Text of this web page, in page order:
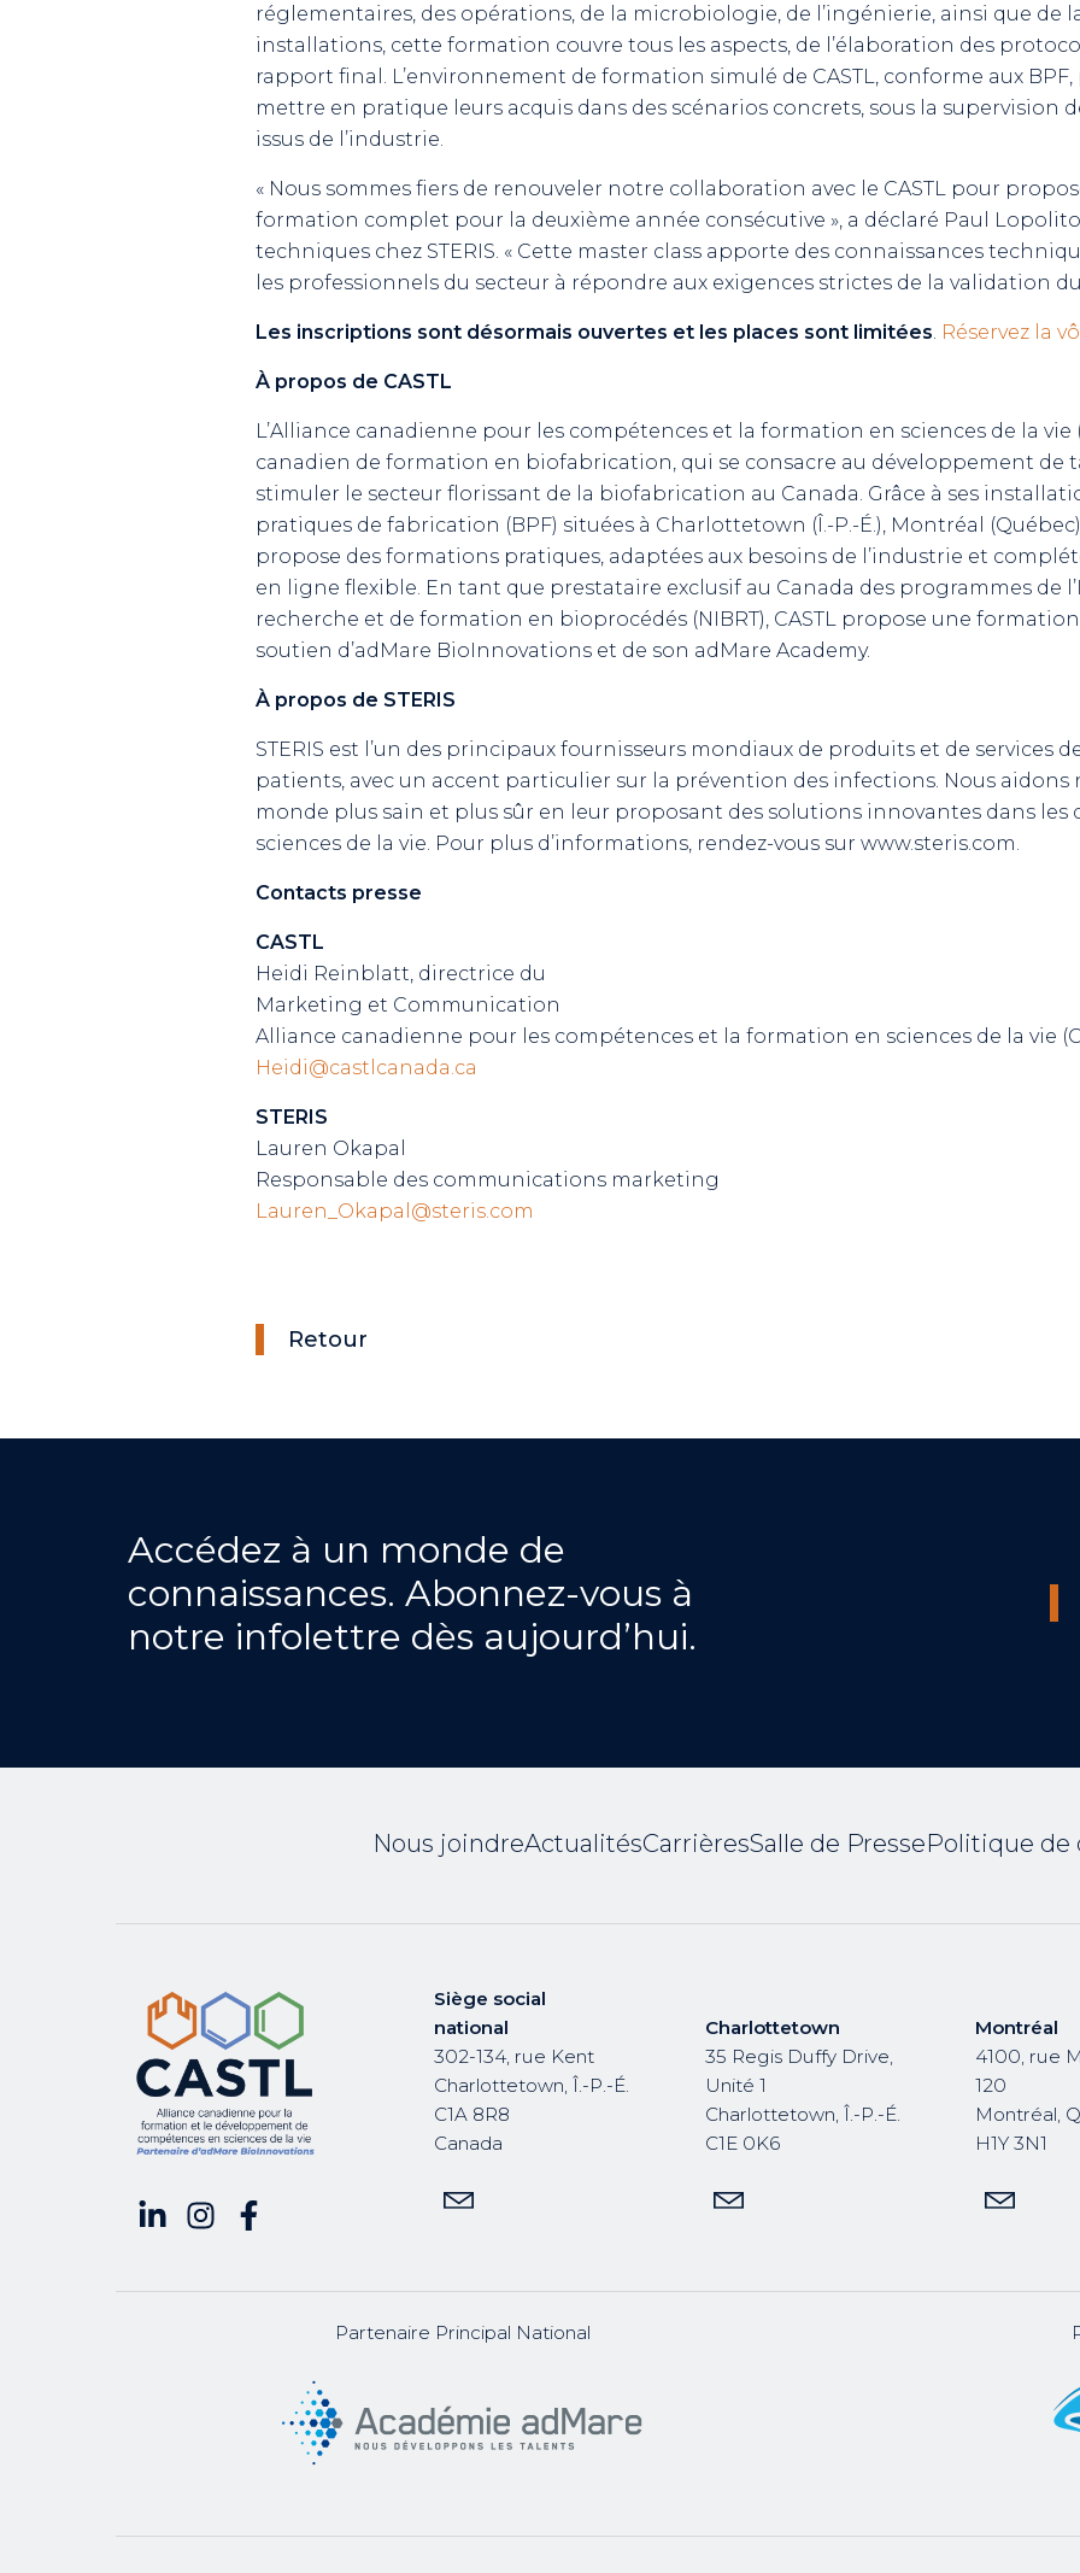
réglementaires, des opérations, de la microbiologie, de l’ingénierie, ainsi que de
installations, cette formation couvre tous les aspects, de l’élaboration des
rapport final. L’environnement de formation simulé de CASTL, conforme aux
mettre en pratique leurs acquis dans des scénarios concrets, sous la supervision
issus de l’industrie.
« Nous sommes fiers de renouveler notre collaboration avec le CASTL pour
formation complet pour la deuxième année consécutive », a déclaré Paul
techniques chez STERIS. « Cette master class apporte des connaissances
les professionnels du secteur à répondre aux exigences strictes de la validation
Les inscriptions sont désormais ouvertes et les places sont limitées. Réservez la
À propos de CASTL
L’Alliance canadienne pour les compétences et la formation en sciences de la vie
canadien de formation en biofabrication, qui se consacre au développement de
stimuler le secteur florissant de la biofabrication au Canada. Grâce à ses
pratiques de fabrication (BPF) situées à Charlottetown (Î.-P.-É.), Montréal (Québec)
propose des formations pratiques, adaptées aux besoins de l’industrie et
en ligne flexible. En tant que prestataire exclusif au Canada des programmes de
recherche et de formation en bioprocédés (NIBRT), CASTL propose une
soutien d’adMare BioInnovations et de son adMare Academy.
À propos de STERIS
STERIS est l’un des principaux fournisseurs mondiaux de produits et de services
patients, avec un accent particulier sur la prévention des infections. Nous aidons
monde plus sain et plus sûr en leur proposant des solutions innovantes dans les
sciences de la vie. Pour plus d’informations, rendez-vous sur www.steris.com.
Contacts presse
CASTL
Heidi Reinblatt, directrice du
Marketing et Communication
Alliance canadienne pour les compétences et la formation en sciences de la vie
Heidi@castlcanada.ca
STERIS
Lauren Okapal
Responsable des communications marketing
Lauren_Okapal@steris.com
Retour
Accédez à un monde de
connaissances. Abonnez-vous à
notre infolettre dès aujourd’hui.
Nous joindreActualitésCarrièresSalle de PressePolitique
Siège social
national
302-134, rue Kent
Charlottetown, Î.-P.-É.
C1A 8R8
Canada
Charlottetown
35 Regis Duffy Drive,
Unité 1
Charlottetown, Î.-P.-É.
C1E 0K6
Montréal
4100, rue
120
Montréal,
H1Y 3N1
Partenaire Principal National